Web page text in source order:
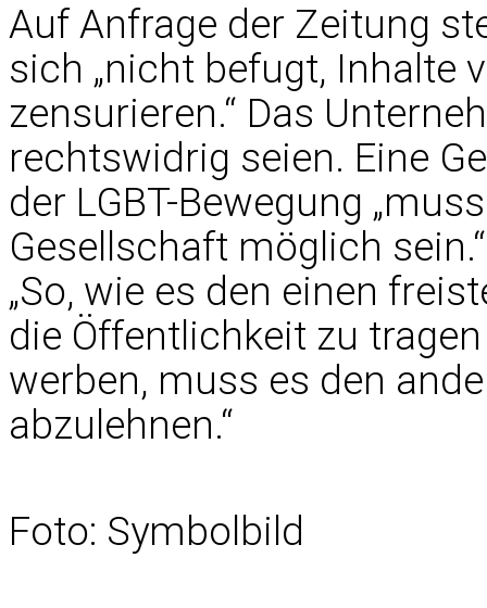
Auf Anfrage der Zeitung
sich „nicht befugt, Inhalte
zensurieren.“ Das
rechtswidrig seien. Eine
der LGBT-Bewegung
Gesellschaft möglich
„So, wie es den einen
die Öffentlichkeit zu
werben, muss es den
abzulehnen.“
Foto: Symbolbild